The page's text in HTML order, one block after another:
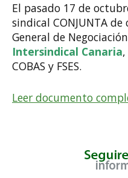
El pasado 17 de
sindical CONJUNTA
General de
Intersindical Canaria
COBAS y FSES.
Leer documento